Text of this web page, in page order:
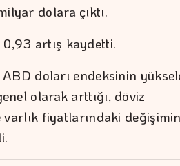
dolara çıktı.
artış kaydetti.
doları endeksinin
olarak arttığı, döviz
fiyatlarındaki değişimin